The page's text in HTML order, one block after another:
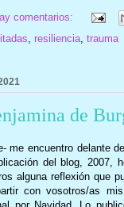
comentarios:
resiliencia, trauma
de
me encuentro delante
del blog, 2007,
alguna reflexión que
con vosotros/as